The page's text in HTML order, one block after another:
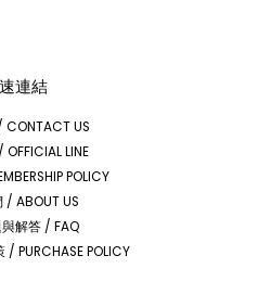
連結
CONTACT US
OFFICIAL LINE
POLICY
/ ABOUT US
解答 / FAQ
PURCHASE POLICY